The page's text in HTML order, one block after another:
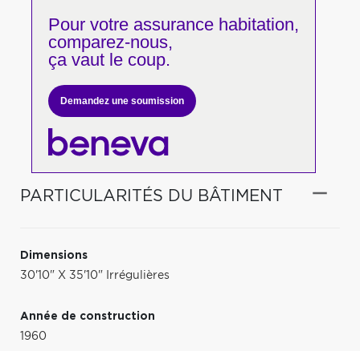
Pour votreassurance habitation,
comparez-nous,
ça vaut le coup.
Demandez une soumission
PARTICULARITÉS DU BÂTIMENT
Dimensions
30'10" X 35'10" Irrégulières
Année de construction
1960